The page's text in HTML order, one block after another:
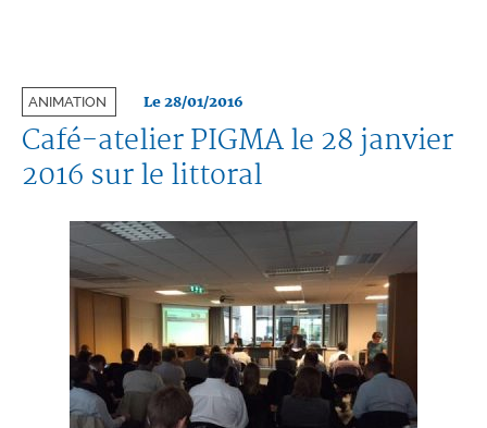
ANIMATION Le 28/01/2016
Café-atelier PIGMA le 28 janvier
2016 sur le littoral